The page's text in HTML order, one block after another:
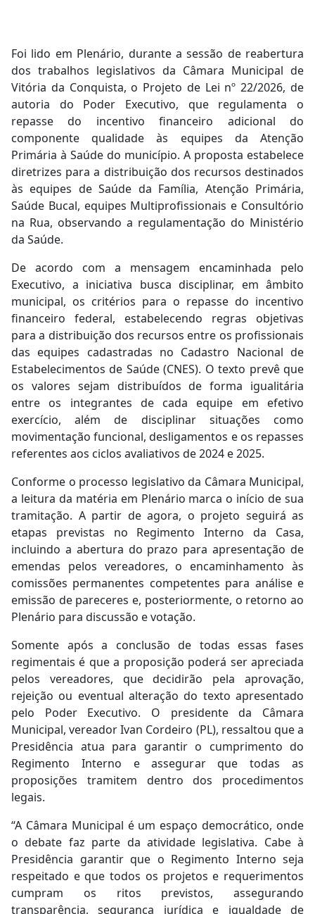
Foi lido em Plenário, durante a sessão de reabertura
dos trabalhos legislativos da Câmara Municipal de
Vitória da Conquista, o Projeto de Lei nº 22/2026, de
autoria do Poder Executivo, que regulamenta o
repasse do incentivo financeiro adicional do
componente qualidade às equipes da Atenção
Primária à Saúde do município. A proposta estabelece
diretrizes para a distribuição dos recursos destinados
às equipes de Saúde da Família, Atenção Primária,
Saúde Bucal, equipes Multiprofissionais e Consultório
na Rua, observando a regulamentação do Ministério
da Saúde.
De acordo com a mensagem encaminhada pelo
Executivo, a iniciativa busca disciplinar, em âmbito
municipal, os critérios para o repasse do incentivo
financeiro federal, estabelecendo regras objetivas
para a distribuição dos recursos entre os profissionais
das equipes cadastradas no Cadastro Nacional de
Estabelecimentos de Saúde (CNES). O texto prevê que
os valores sejam distribuídos de forma igualitária
entre os integrantes de cada equipe em efetivo
exercício, além de disciplinar situações como
movimentação funcional, desligamentos e os repasses
referentes aos ciclos avaliativos de 2024 e 2025.
Conforme o processo legislativo da Câmara Municipal,
a leitura da matéria em Plenário marca o início de sua
tramitação. A partir de agora, o projeto seguirá as
etapas previstas no Regimento Interno da Casa,
incluindo a abertura do prazo para apresentação de
emendas pelos vereadores, o encaminhamento às
comissões permanentes competentes para análise e
emissão de pareceres e, posteriormente, o retorno ao
Plenário para discussão e votação.
Somente após a conclusão de todas essas fases
regimentais é que a proposição poderá ser apreciada
pelos vereadores, que decidirão pela aprovação,
rejeição ou eventual alteração do texto apresentado
pelo Poder Executivo. O presidente da Câmara
Municipal, vereador Ivan Cordeiro (PL), ressaltou que a
Presidência atua para garantir o cumprimento do
Regimento Interno e assegurar que todas as
proposições tramitem dentro dos procedimentos
legais.
“A Câmara Municipal é um espaço democrático, onde
o debate faz parte da atividade legislativa. Cabe à
Presidência garantir que o Regimento Interno seja
respeitado e que todos os projetos e requerimentos
cumpram os ritos previstos, assegurando
transparência, segurança jurídica e igualdade de